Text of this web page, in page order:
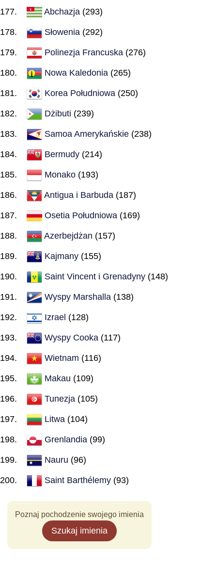
Abchazja (293)
Słowenia (292)
Polinezja Francuska (276)
Nowa Kaledonia (265)
Korea Południowa (250)
Dżibuti (239)
Samoa Amerykańskie (238)
Bermudy (214)
Monako (193)
Antigua i Barbuda (187)
Osetia Południowa (169)
Azerbejdżan (157)
Kajmany (155)
Saint Vincent i Grenadyny (148)
Wyspy Marshalla (138)
Izrael (128)
Wyspy Cooka (117)
Wietnam (116)
Makau (109)
Tunezja (105)
Litwa (104)
Grenlandia (99)
Nauru (96)
Saint Barthélemy (93)
Poznaj pochodzenie swojego imienia
Szukaj imienia